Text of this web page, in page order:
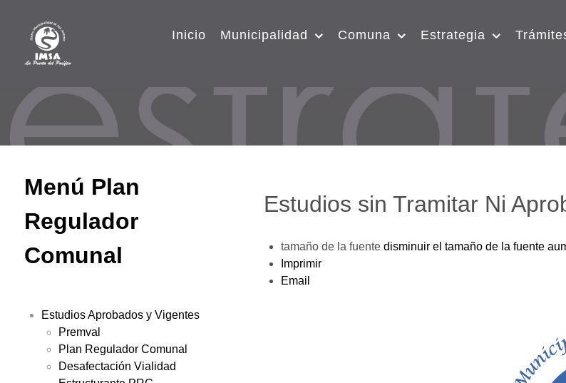
Inicio Municipalidad Comuna Estrategia
Menú Plan
Regulador
Comunal
Estudios Aprobados y Vigentes
Premval
Plan Regulador Comunal
Desafectación Vialidad
Estudios sin Tramitar Ni
tamaño de la fuente disminuir el tamaño de la fuente
Imprimir
Email